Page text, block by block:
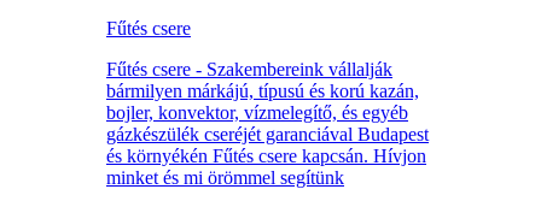
Fűtés csere
Fűtés csere - Szakembereink vállalják
bármilyen márkájú, típusú és korú kazán,
bojler, konvektor, vízmelegítő, és egyéb
gázkészülék cseréjét garanciával Budapest
és környékén Fűtés csere kapcsán. Hívjon
minket és mi örömmel segítünk